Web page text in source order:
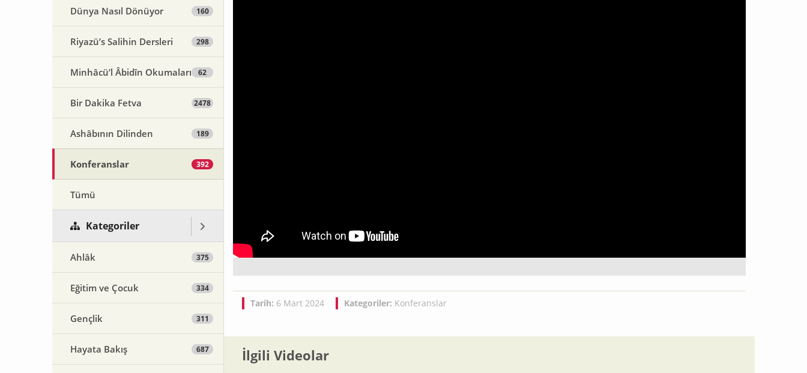
Dünya Nasıl Dönüyor 160
Riyazü’s Salihin Dersleri 298
Minhâcü’l Âbidîn Okumaları 62
Bir Dakika Fetva 2478
Ashâbının Dilinden 189
Konferanslar 392
Tümü
Kategoriler
Ahlâk 375
Eğitim ve Çocuk 334
Gençlik 311
Hayata Bakış 687
Tarih: 6 Mart 2024 Kategoriler: Konferanslar
İlgili Videolar